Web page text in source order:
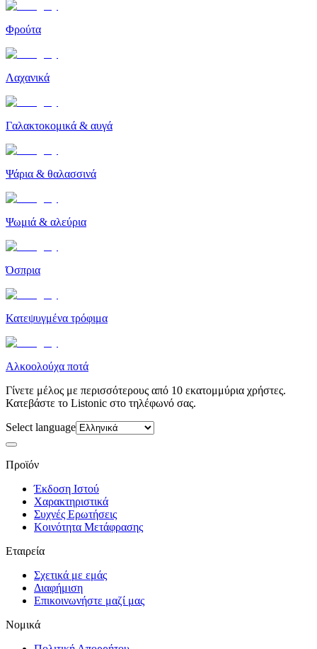
Φρούτα
Λαχανικά
Γαλακτοκομικά & αυγά
Ψάρια & θαλασσινά
Ψωμιά & αλεύρια
Όσπρια
Κατεψυγμένα τρόφιμα
Αλκοολούχα ποτά
Γίνετε μέλος με περισσότερους από 10 εκατομμύρια χρήστες.
Κατεβάστε το Listonic στο τηλέφωνό σας.
Select language
Προϊόν
Έκδοση Ιστού
Χαρακτηριστικά
Συχνές Ερωτήσεις
Κοινότητα Μετάφρασης
Εταιρεία
Σχετικά με εμάς
Διαφήμιση
Επικοινωνήστε μαζί μας
Νομικά